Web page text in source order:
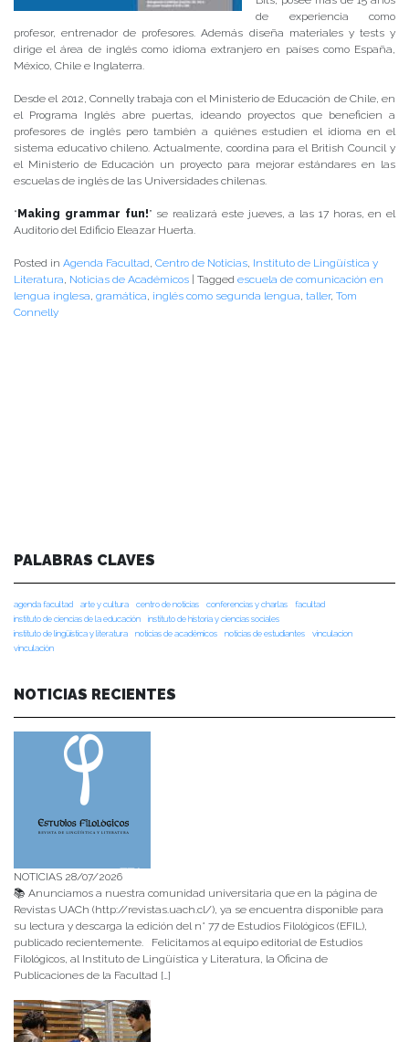
de experiencia como
profesor, entrenador de profesores. Además diseña materiales y tests y
dirige el área de inglés como idioma extranjero en países como España,
México, Chile e Inglaterra.
Desde el 2012, Connelly trabaja con el Ministerio de Educación de Chile, en
el Programa Inglés abre puertas, ideando proyectos que beneficien a
profesores de inglés pero también a quiénes estudien el idioma en el
sistema educativo chileno. Actualmente, coordina para el British Council y
el Ministerio de Educación un proyecto para mejorar estándares en las
escuelas de inglés de las Universidades chilenas.
“ Making grammar fun!” se realizará este jueves, a las 17 horas, en el
Auditorio del Edificio Eleazar Huerta.
Posted in Agenda Facultad, Centro de Noticias, Instituto de Lingüística y
Literatura, Noticias de Académicos Tagged escuela de comunicación en
lengua inglesa, gramática, inglés como segunda lengua, taller, Tom
Connelly
PALABRAS CLAVES
agenda facultad arte y cultura centro de noticias conferencias y charlas
facultad
instituto de ciencias de la educación
instituto de historia y ciencias sociales
instituto de lingüística y literatura
noticias de académicos noticias de estudiantes
vinculacion
vinculación
NOTICIAS RECIENTES
NOTICIAS 28/07/2026
📚 Anunciamos a nuestra comunidad universitaria que en la página de
Revistas UACh (http://revistas.uach.cl/), ya se encuentra disponible para
su lectura y descarga la edición del n° 77 de Estudios Filológicos (EFIL),
publicado recientemente. Felicitamos al equipo editorial de Estudios
Filológicos, al Instituto de Lingüística y Literatura, la Oficina de
Publicaciones de la Facultad […]